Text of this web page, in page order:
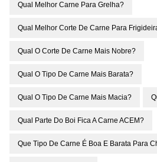
Qual Melhor Carne Para Grelha?
Qual Melhor Corte De Carne Para
Qual O Corte De Carne Mais Nobre?
Qual O Tipo De Carne Mais Barata?
Qual O Tipo De Carne Mais Macia?
Qual Parte Do Boi Fica A Carne ACEM?
Que Tipo De Carne É Boa E Barata Para